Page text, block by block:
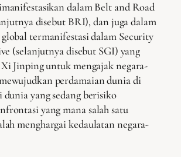
dalam Belt and Road
disebut BRI), dan juga dalam
termanifestasi dalam Security
(selanjutnya disebut SGI) yang
Jinping untuk mengajak negara-
perdamaian dunia di
yang sedang berisiko
yang mana salah satu
menghargai kedaulatan negara-